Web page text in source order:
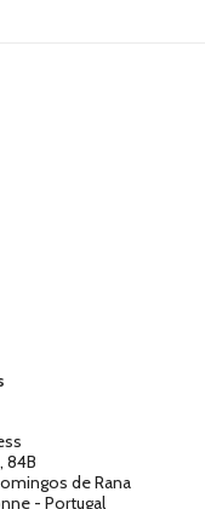
84B
de Rana
- Portugal